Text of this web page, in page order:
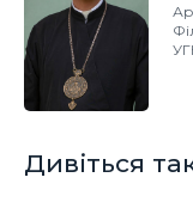
Дивіться